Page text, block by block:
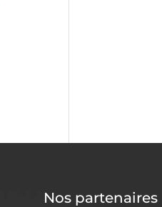
Nos partenaires